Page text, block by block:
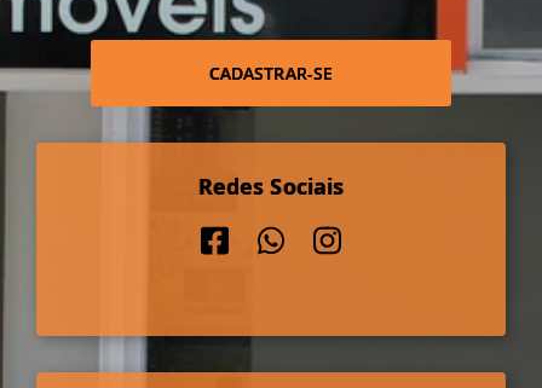
CADASTRAR-SE
Redes Sociais